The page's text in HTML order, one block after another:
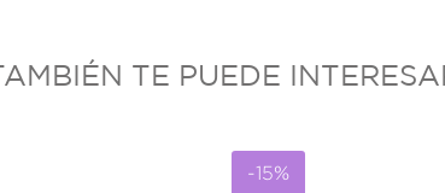
TE PUEDE
-15%